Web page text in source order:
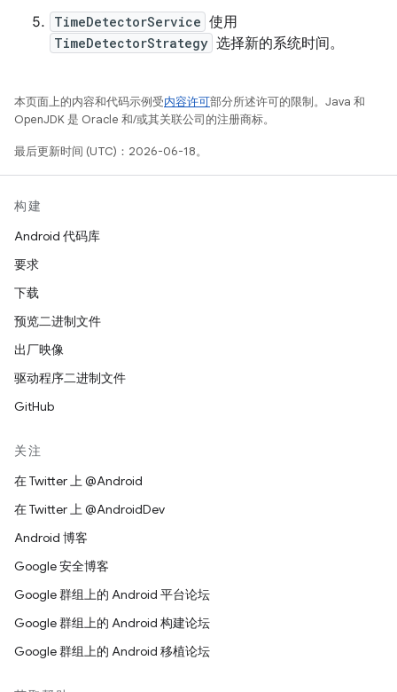
TimeDetectorService 使用
TimeDetectorStrategy 选择新的系统时间。
本页面上的内容和代码示例受内容许可部分所述许可的限制。Java 和
OpenJDK 是 Oracle 和/或其关联公司的注册商标。
最后更新时间 (UTC)：2026-06-18。
构建
Android 代码库
要求
下载
预览二进制文件
出厂映像
驱动程序二进制文件
GitHub
关注
在 Twitter 上 @Android
在 Twitter 上 @AndroidDev
Android 博客
Google 安全博客
Google 群组上的 Android 平台论坛
Google 群组上的 Android 构建论坛
Google 群组上的 Android 移植论坛